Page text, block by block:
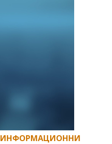
ИНФОРМАЦИОННИ